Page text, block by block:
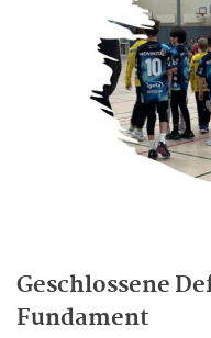
Geschlossene
Fundament